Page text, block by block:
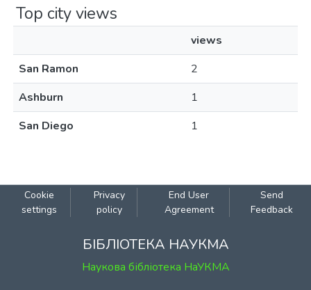
Top city views
views
San Ramon
2
Ashburn
1
San Diego
1
Cookie
settings
Privacy
policy
End User
Agreement
Send
Feedback
БІБЛІОТЕКА НАУКМА
Наукова бібліотека НаУКМА